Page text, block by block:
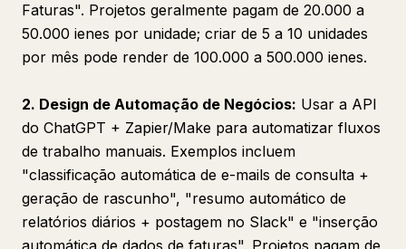
Faturas". Projetos geralmente pagam de 20.000 a
50.000 ienes por unidade; criar de 5 a 10 unidades
por mês pode render de 100.000 a 500.000 ienes.
2. Design de Automação de Negócios: Usar a API
do ChatGPT + Zapier/Make para automatizar fluxos
de trabalho manuais. Exemplos incluem
"classificação automática de e-mails de consulta +
geração de rascunho", "resumo automático de
relatórios diários + postagem no Slack" e "inserção
automática de dados de faturas". Projetos pagam de